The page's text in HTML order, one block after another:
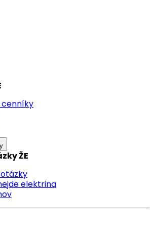
cenníky
ŽE
elektrina